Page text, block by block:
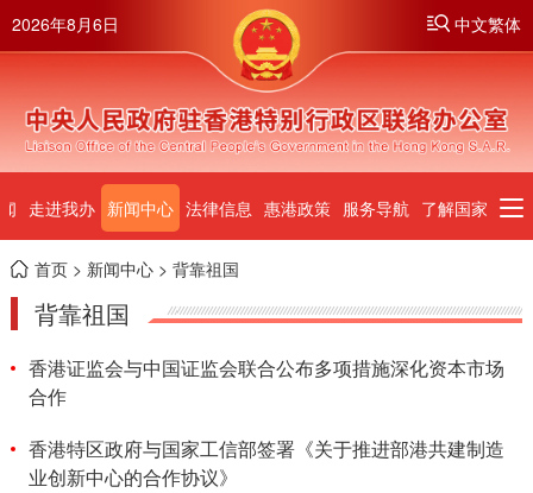
2026年8月6日 中文繁体
走进我办 新闻中心 法律信息 惠港政策 服务导航 了解国家
首页> 新闻中心> 背靠祖国
背靠祖国
香港证监会与中国证监会联合公布多项措施深化资本市场
合作
香港特区政府与国家工信部签署《关于推进部港共建制造
业创新中心的合作协议》